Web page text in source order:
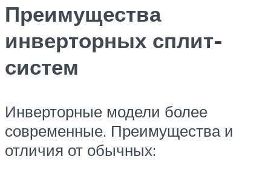
Преимущества
инверторных сплит-
систем
Инверторные модели более
современные. Преимущества и
отличия от обычных: